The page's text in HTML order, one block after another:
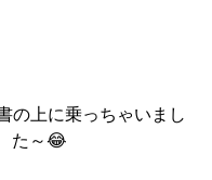
の上に乗っちゃいまし
た～😂